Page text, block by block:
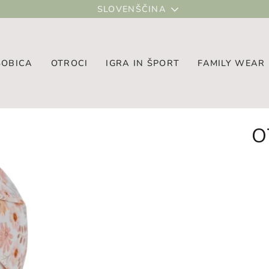
JEZIK
SLOVENŠČINA
OTROCI IGRA IN ŠPORT FAMILY WEAR